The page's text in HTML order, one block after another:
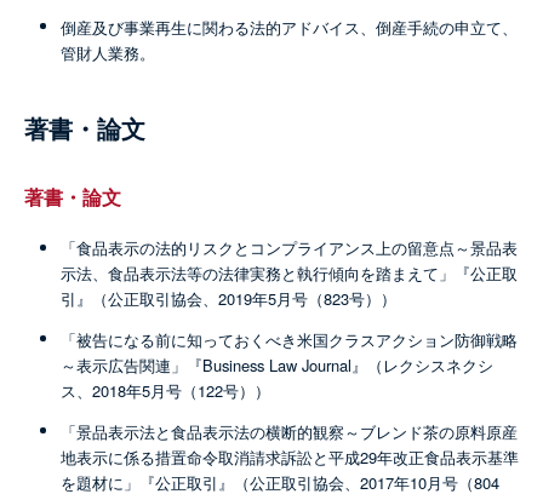
倒産及び事業再生に関わる法的アドバイス、倒産手続の申立て、
管財人業務。
著書・論文
著書・論文
「食品表示の法的リスクとコンプライアンス上の留意点～景品表
示法、食品表示法等の法律実務と執行傾向を踏まえて」『公正取
引』（公正取引協会、2019年5月号（823号））
「被告になる前に知っておくべき米国クラスアクション防御戦略
～表示広告関連」『Business Law Journal』（レクシスネクシ
ス、2018年5月号（122号））
「景品表示法と食品表示法の横断的観察～ブレンド茶の原料原産
地表示に係る措置命令取消請求訴訟と平成29年改正食品表示基準
を題材に」『公正取引』（公正取引協会、2017年10月号（804